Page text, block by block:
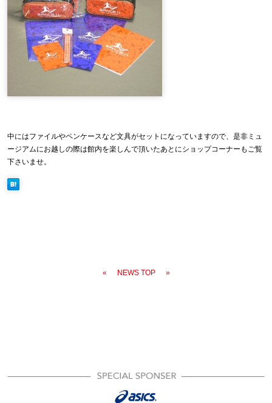
中にはファイルやペンケースなど文具がセットになっていますので、是非ミュ
ージアムにお越しの際は館内を楽しんで頂いたあとにショップコーナーもご覧
下さいませ。
« NEWS TOP »